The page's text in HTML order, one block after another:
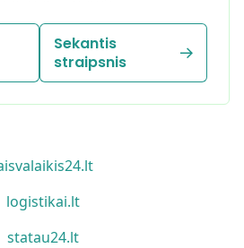
Sekantis
straipsnis
logistikai.lt
statau24.lt